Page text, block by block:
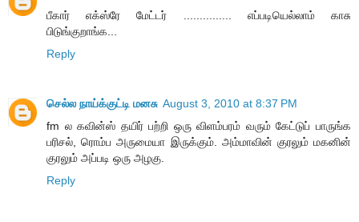
பீகார் எக்ஸ்ரே மேட்டர் ............... எப்படியெல்லாம் காசு
பிடுங்குறாங்க...
Reply
செல்ல நாய்க்குட்டி மனசு August 3, 2010 at 8:37 PM
fm ல கவின்ஸ் தயிர் பற்றி ஒரு விளம்பரம் வரும் கேட்டுப் பாருங்க
பரிசல், ரொம்ப அருமையா இருக்கும். அம்மாவின் குரலும் மகனின்
குரலும் அப்படி ஒரு அழகு.
Reply